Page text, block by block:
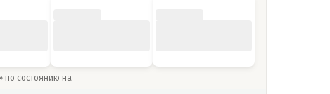
по состоянию на